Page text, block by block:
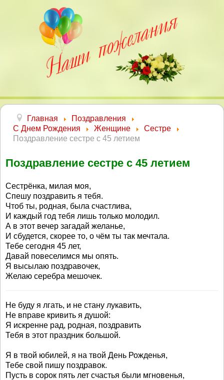
Главная
Поздравления
С Днем Рождения
Женщине
Сестре
Поздравление сестре с 45 летием
Поздравление сестре с 45 летием
Сестрёнка, милая моя,
Спешу поздравить я тебя.
Чтоб ты, родная, была счастлива,
И каждый год тебя лишь только молодил.
А в этот вечер загадай желанье,
И сбудется, скорее то, о чём ты так мечтала.
Тебе сегодня 45 лет,
Давай повеселимся мы опять.
Я высылаю поздравочек,
Желаю серебра мешочек.
Не буду я лгать, и не стану лукавить,
Не вправе кривить я душой:
Я искренне рад, родная, поздравить
Тебя в этот праздник большой.
Я в твой юбилей, я на твой День Рожденья,
Тебе свой пишу поздравок.
Пусть в сорок пять лет счастья были мгновенья,